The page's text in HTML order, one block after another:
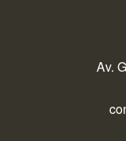
Av.